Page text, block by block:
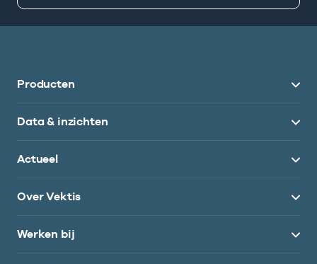
Producten
Data & inzichten
Actueel
Over Vektis
Werken bij